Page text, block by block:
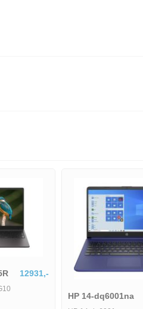
12931,-
HP 14-dq6001na